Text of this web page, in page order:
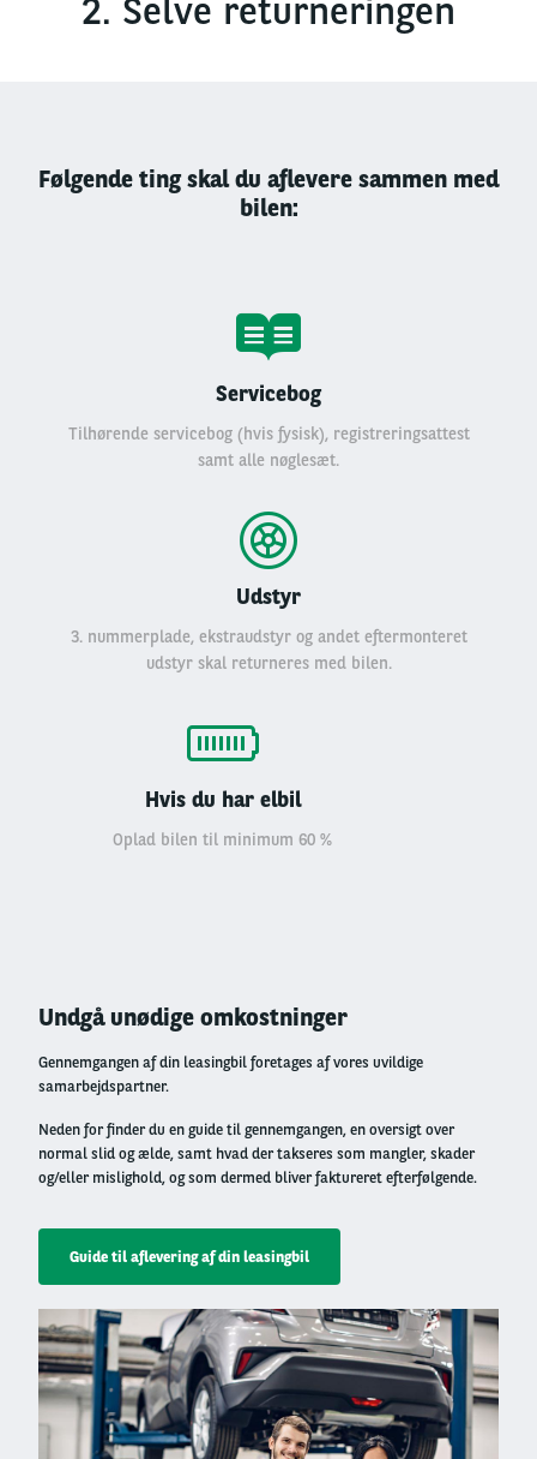
2. Selve returneringen
Følgende ting skal du aflevere sammen med
bilen:
Servicebog
Tilhørende servicebog (hvis fysisk), registreringsattest
samt alle nøglesæt.
Udstyr
3. nummerplade, ekstraudstyr og andet eftermonteret
udstyr skal returneres med bilen.
Hvis du har elbil
Oplad bilen til minimum 60 %
column
Undgå unødige omkostninger
Gennemgangen af din leasingbil foretages af vores uvildige
samarbejdspartner.
Neden for finder du en guide til gennemgangen, en oversigt over
normal slid og ælde, samt hvad der takseres som mangler, skader
og/eller mislighold, og som dermed bliver faktureret efterfølgende.
Guide til aflevering af din leasingbil
Right
column